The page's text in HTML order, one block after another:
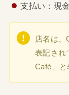
支払い：現
店名は、
表記され
Café」と